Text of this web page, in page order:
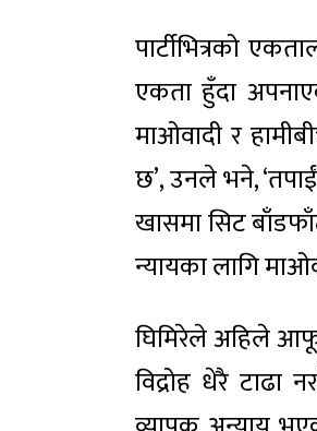
पार्टीभित्रको
एकता हुँदा
माओवादी र
छ’, उनले भने,
खासमा सिट
न्यायका लागि
घिमिरेले अहिले
विद्रोह धेरै टाढा